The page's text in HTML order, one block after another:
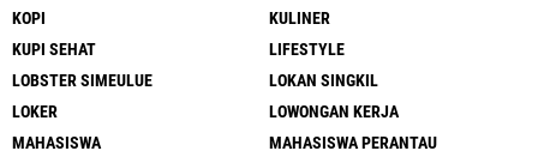
KOPI
KULINER
KUPI SEHAT
LIFESTYLE
LOBSTER SIMEULUE
LOKAN SINGKIL
LOKER
LOWONGAN KERJA
MAHASISWA
MAHASISWA PERANTAU